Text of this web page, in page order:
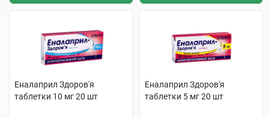
Еналаприл Здоров'я
таблетки 10 мг 20 шт
Еналаприл Здоров'я
таблетки 5 мг 20 шт